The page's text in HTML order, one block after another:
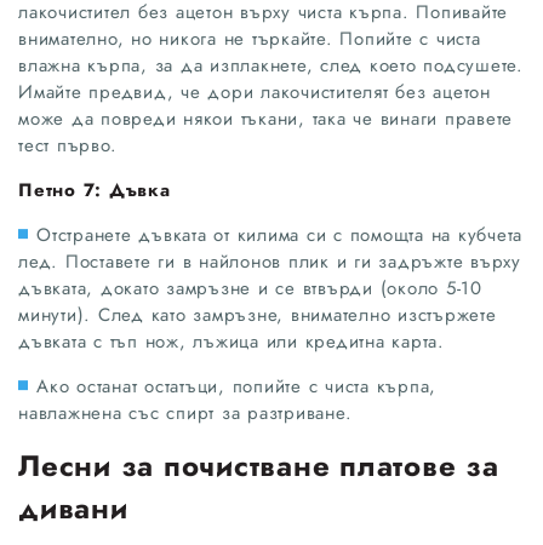
лакочистител без ацетон върху чиста кърпа. Попивайте
внимателно, но никога не търкайте. Попийте с чиста
влажна кърпа, за да изплакнете, след което подсушете.
Имайте предвид, че дори лакочистителят без ацетон
може да повреди някои тъкани, така че винаги правете
тест първо.
Петно 7: Дъвка
Отстранете дъвката от килима си с помощта на кубчета
лед. Поставете ги в найлонов плик и ги задръжте върху
дъвката, докато замръзне и се втвърди (около 5-10
минути). След като замръзне, внимателно изстържете
дъвката с тъп нож, лъжица или кредитна карта.
Ако останат остатъци, попийте с чиста кърпа,
навлажнена със спирт за разтриване.
Лесни за почистване платове за
дивани